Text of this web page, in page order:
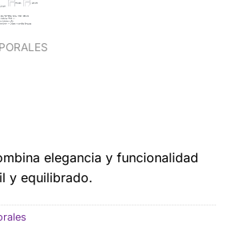
elegancia y funcionalidad
y equilibrado.